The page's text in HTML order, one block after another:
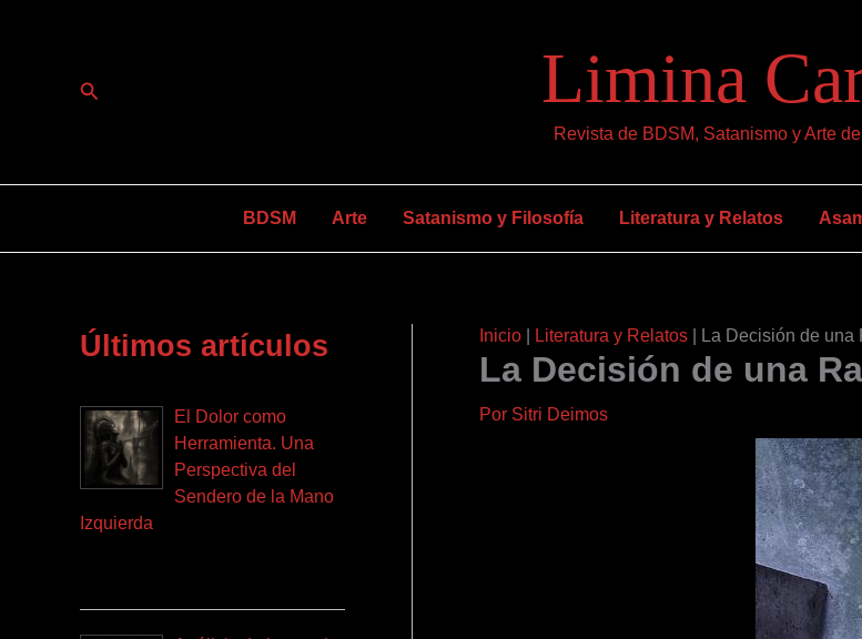
Buscar Limina
Revista de BDSM, Satanismo y Arte
BDSM Arte Satanismo y Filosofía Literatura y Relatos
Últimos artículos
El Dolor como
Herramienta. Una
Perspectiva del
Sendero de la Mano
Izquierda
Inicio Literatura y Relatos La Decisión de una
La Decisión de una
Por Sitri Deimos